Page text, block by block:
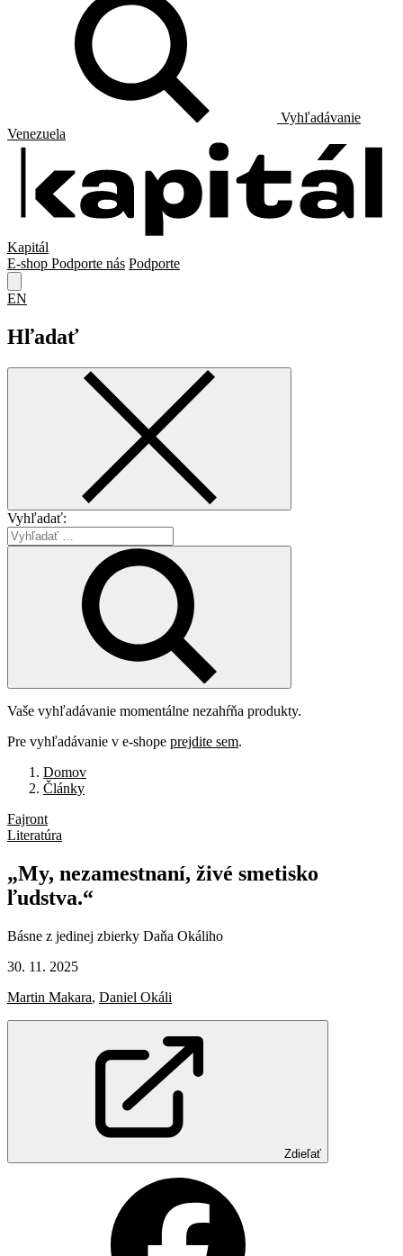
Vyhľadávanie
Venezuela
Kapitál
E-shop Podporte nás Podporte
EN
Hľadať
Vyhľadať:
Vaše vyhľadávanie momentálne nezahŕňa produkty.
Pre vyhľadávanie v e-shope prejdite sem.
Domov
Články
Fajront
Literatúra
„My, nezamestnaní, živé smetisko
ľudstva.“
Básne z jedinej zbierky Daňa Okáliho
30. 11. 2025
Martin Makara, Daniel Okáli
Zdieľať